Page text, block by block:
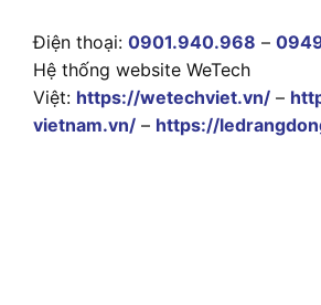
Điện thoại: 0901.940.968 –
Hệ thống website WeTech
Việt: https://wetechviet.vn/ –
vietnam.vn/ – https://